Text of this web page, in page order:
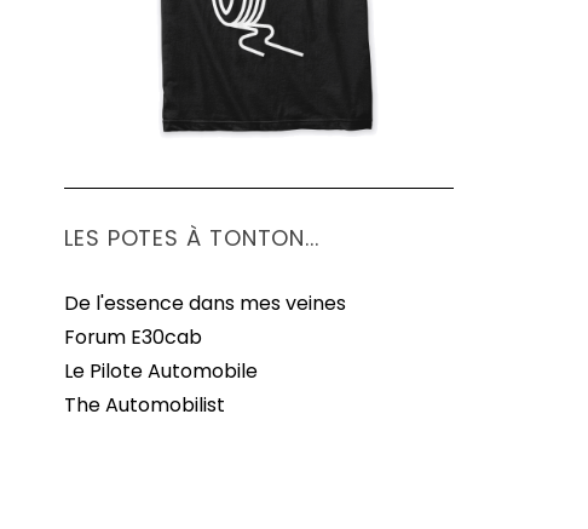
LES POTES À TONTON...
De l'essence dans mes veines
Forum E30cab
Le Pilote Automobile
The Automobilist